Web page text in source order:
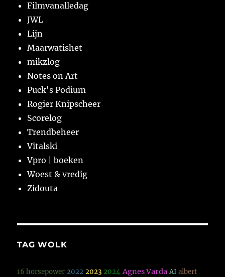
Filmvanalledag
JWL
Lijn
Maarwatishet
mikzlog
Notes on Art
Puck's Podium
Rogier Knipscheer
Scorelog
Trendbeheer
Vitalski
Vpro | boeken
Woest & vredig
Zidouta
TAG WOLK
16 horsepower 2022 2023 2024 Agnes Varda AI albert